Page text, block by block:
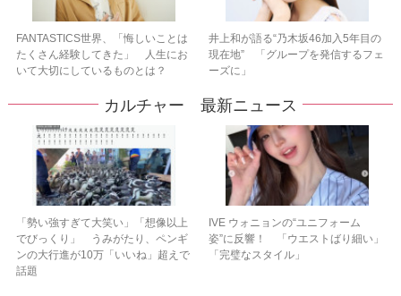
FANTASTICS世界、「悔しいことは
たくさん経験してきた」 人生にお
いて大切にしているものとは？
井上和が語る“乃木坂46加入5年目の
現在地” 「グループを発信するフェ
ーズに」
カルチャー 最新ニュース
「勢い強すぎて大笑い」「想像以上
でびっくり」 うみがたり、ペンギ
ンの大行進が10万「いいね」超えで
話題
IVE ウォニョンの“ユニフォーム
姿”に反響！ 「ウエストばり細い」
「完璧なスタイル」